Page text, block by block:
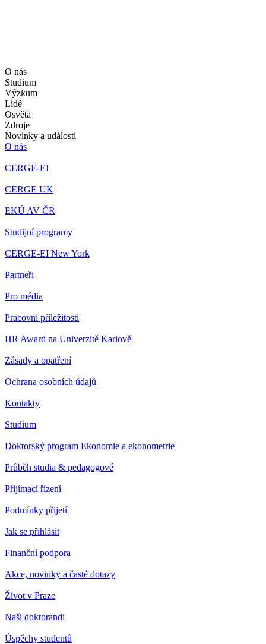
O nás
Studium
Výzkum
Lidé
Osvěta
Zdroje
Novinky a události
O nás
CERGE-EI
CERGE UK
EKÚ AV ČR
Studijní programy
CERGE-EI New York
Partneři
Pro média
Pracovní příležitosti
HR Award na Univerzitě Karlově
Zásady a opatření
Ochrana osobních údajů
Kontakty
Studium
Doktorský program Ekonomie a ekonometrie
Průběh studia & pedagogové
Přijímací řízení
Podmínky přijetí
Jak se přihlásit
Finanční podpora
Akce, novinky a časté dotazy
Život v Praze
Naši doktorandi
Úspěchy studentů